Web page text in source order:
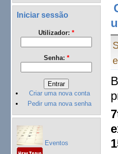
Iniciar sessão
Utilizador: *
Senha: *
Criar uma nova conta
Pedir uma nova senha
Eventos